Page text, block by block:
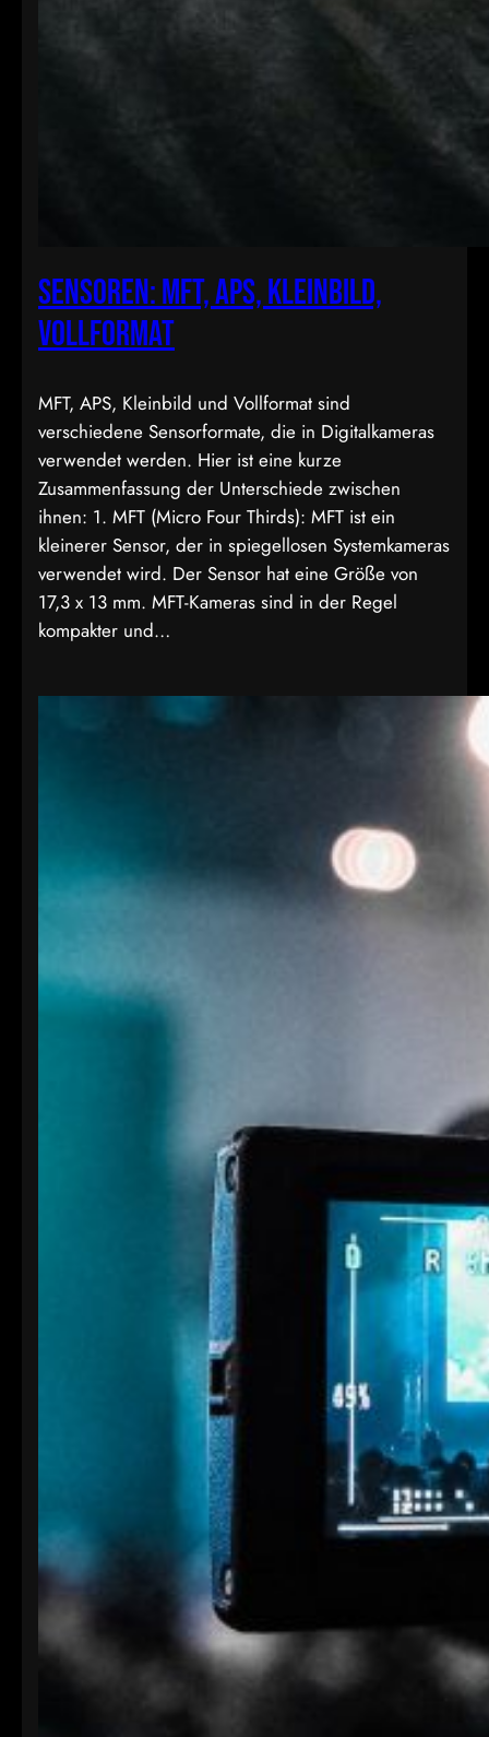
Sensoren: MFT, APS, Kleinbild,
Vollformat
MFT, APS, Kleinbild und Vollformat sind
verschiedene Sensorformate, die in Digitalkameras
verwendet werden. Hier ist eine kurze
Zusammenfassung der Unterschiede zwischen
ihnen: 1. MFT (Micro Four Thirds): MFT ist ein
kleinerer Sensor, der in spiegellosen Systemkameras
verwendet wird. Der Sensor hat eine Größe von
17,3 x 13 mm. MFT-Kameras sind in der Regel
kompakter und…